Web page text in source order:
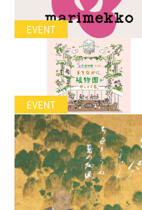
EVENT
EVENT